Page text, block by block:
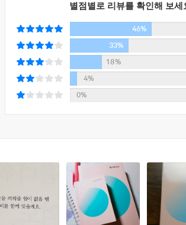
별점별로 리뷰를 확인해 보세
46%
33%
18%
4%
0%